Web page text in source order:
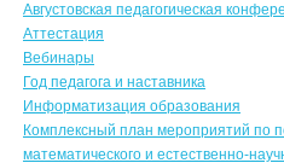
Августовская педагогическая
Аттестация
Вебинары
Год педагога и наставника
Информатизация образования
Комплексный план мероприятий по
математического и естественно-